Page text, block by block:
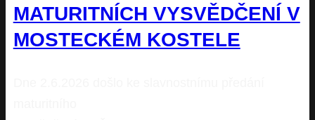
MATURITNÍCH VYSVĚDČENÍ V
MOSTECKÉM KOSTELE